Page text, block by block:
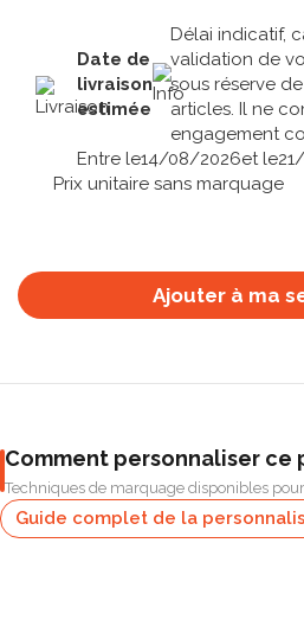
Date de
livraison
estimée
Délai indicatif,
validation de
sous réserve
articles. Il ne
engagement
Entre le14/08/2026et le
Prix unitaire sans marquage
Ajouter à ma
Comment personnaliser ce
Techniques de marquage disponibles
Guide complet de la